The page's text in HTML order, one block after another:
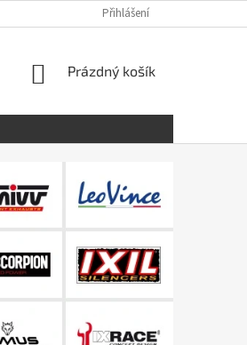
Přihlášení
NÁKUPNÍ
Prázdný košík